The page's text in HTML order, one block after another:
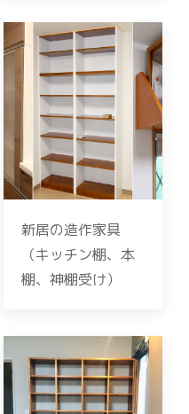
新居の造作家具
（キッチン棚、本
棚、神棚受け）